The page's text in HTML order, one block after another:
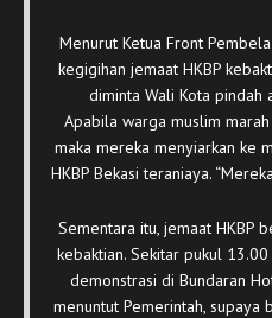
Menurut Ketua Front
kegigihan jemaat HKBP
diminta Wali Kota pindah
Apabila warga muslim marah
maka mereka menyiarkan ke
HKBP Bekasi teraniaya.
Sementara itu, jemaat HKBP
kebaktian. Sekitar pukul
demonstrasi di Bundaran
menuntut Pemerintah,